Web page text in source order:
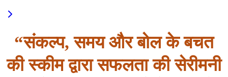
“संकल्प, समय और बोल के बचत
की स्कीम द्वारा सफलता की सेरीमनी